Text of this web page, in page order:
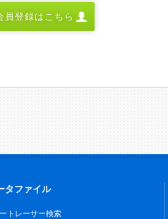
員登録はこちら
タファイル
トレーサー検索